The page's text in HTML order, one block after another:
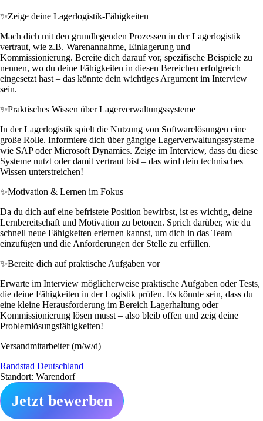
✨Zeige deine Lagerlogistik-Fähigkeiten
Mach dich mit den grundlegenden Prozessen in der Lagerlogistik
vertraut, wie z.B. Warenannahme, Einlagerung und
Kommissionierung. Bereite dich darauf vor, spezifische Beispiele zu
nennen, wo du deine Fähigkeiten in diesen Bereichen erfolgreich
eingesetzt hast – das könnte dein wichtiges Argument im Interview
sein.
✨Praktisches Wissen über Lagerverwaltungssysteme
In der Lagerlogistik spielt die Nutzung von Softwarelösungen eine
große Rolle. Informiere dich über gängige Lagerverwaltungssysteme
wie SAP oder Microsoft Dynamics. Zeige im Interview, dass du diese
Systeme nutzt oder damit vertraut bist – das wird dein technisches
Wissen unterstreichen!
✨Motivation & Lernen im Fokus
Da du dich auf eine befristete Position bewirbst, ist es wichtig, deine
Lernbereitschaft und Motivation zu betonen. Sprich darüber, wie du
schnell neue Fähigkeiten erlernen kannst, um dich in das Team
einzufügen und die Anforderungen der Stelle zu erfüllen.
✨Bereite dich auf praktische Aufgaben vor
Erwarte im Interview möglicherweise praktische Aufgaben oder Tests,
die deine Fähigkeiten in der Logistik prüfen. Es könnte sein, dass du
eine kleine Herausforderung im Bereich Lagerhaltung oder
Kommissionierung lösen musst – also bleib offen und zeig deine
Problemlösungsfähigkeiten!
Versandmitarbeiter (m/w/d)
Randstad Deutschland
Standort: Warendorf
Jetzt bewerben